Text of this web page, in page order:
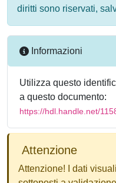
diritti sono riservati,
Informazioni
Utilizza questo
a questo documento:
https://hdl.handle.net/
Attenzione
Attenzione! I dati